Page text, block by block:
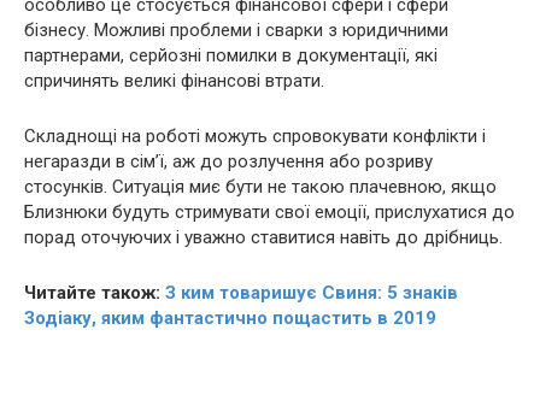
особливо це стосується фінансової сфери і сфери
бізнесу. Можливі проблеми і сварки з юридичними
партнерами, серйозні помилки в документації, які
спричинять великі фінансові втрати.
Складнощі на роботі можуть спровокувати конфлікти і
негаразди в сім’ї, аж до розлучення або розриву
стосунків. Ситуація миє бути не такою плачевною, якщо
Близнюки будуть стримувати свої емоції, прислухатися до
порад оточуючих і уважно ставитися навіть до дрібниць.
Читайте також: З ким товаришує Свиня: 5 знаків
Зодіаку, яким фантастично пощастить в 2019